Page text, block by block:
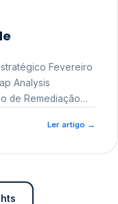
Fevereiro
Analysis
de Remediação
Ler artigo →